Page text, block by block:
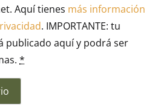
Aquí tienes más información
. IMPORTANTE: tu
publicado aquí y podrá ser
*